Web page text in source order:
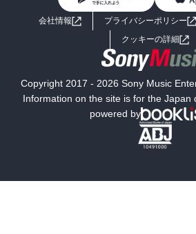
ライトノベル 男子向
小説
海外小
ミステリー SF
文学
よくあるご質問 お問い
会社情報 プライバシーポリシー
クッキーの詳細
Copyright 2017 - 2026 Sony Music
Information on the site is for the Japan
powered by